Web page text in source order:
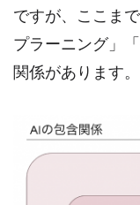
ですが、ここま
プラーニング」
関係があります。